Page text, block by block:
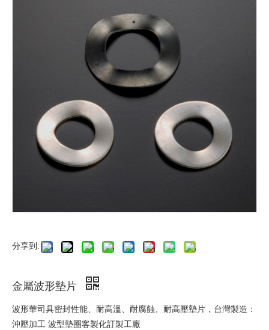
分享到:
金屬波形墊片
波形華司具密封性能、耐高溫、耐腐蝕、耐高壓墊片，台灣製造：
沖壓加工 波型墊圈客製化訂製工廠